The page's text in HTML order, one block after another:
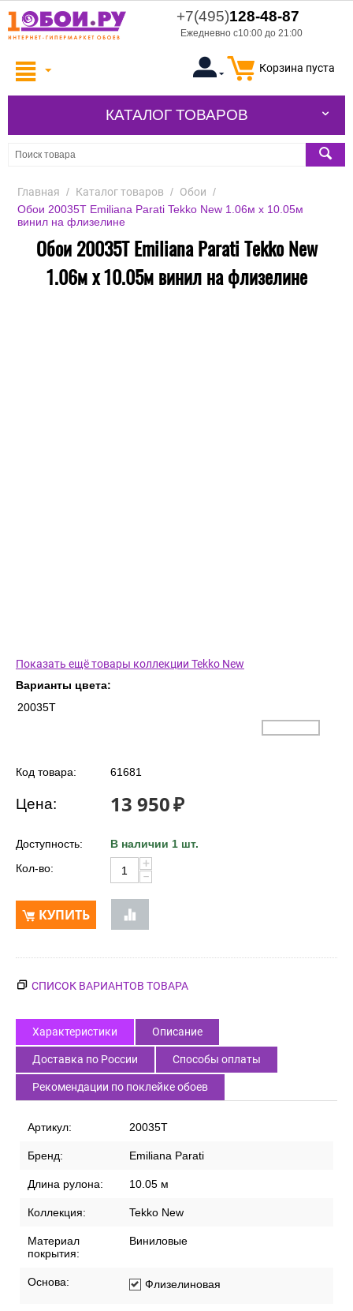
+7(495)128-48-87
Ежедневно с10:00 до 21:00
Корзина пуста
КАТАЛОГ ТОВАРОВ
Главная / Каталог товаров / Обои /
Обои 20035T Emiliana Parati Tekko New 1.06м x 10.05м
винил на флизелине
Обои 20035T Emiliana Parati Tekko New
1.06м x 10.05м винил на флизелине
Показать ещё товары коллекции Tekko New
Варианты цвета:
20035T
Код товара: 61681
Цена: 13 950₽
Доступность:
В наличии 1 шт.
Кол-во:
+
−
КУПИТЬ
СПИСОК ВАРИАНТОВ ТОВАРА
Характеристики Описание
Доставка по России Способы оплаты
Рекомендации по поклейке обоев
Артикул: 20035T
Бренд: Emiliana Parati
Длина рулона: 10.05 м
Коллекция: Tekko New
Материал
покрытия:
Виниловые
Основа: Флизелиновая